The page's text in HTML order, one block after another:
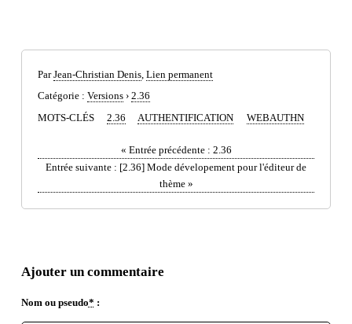
ParJean-Christian Denis, Lien permanent
Catégorie : Versions› 2.36
MOTS-CLÉS
2.36 AUTHENTIFICATION WEBAUTHN
« Entrée précédente : 2.36
Entrée suivante : [2.36] Mode dévelopement pour l'éditeur de
thème»
Ajouter un commentaire
Nom ou pseudo* :